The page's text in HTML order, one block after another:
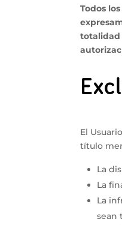
Todos
totalidad
El
título
La
La
La
sean